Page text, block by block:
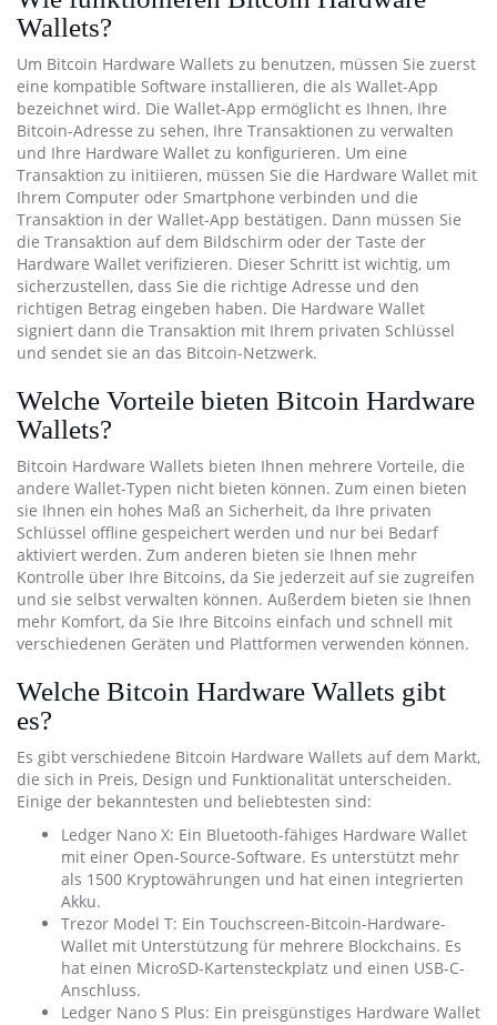
Wallets?
Um Bitcoin Hardware Wallets zu benutzen, müssen Sie zuerst
eine kompatible Software installieren, die als Wallet-App
bezeichnet wird. Die Wallet-App ermöglicht es Ihnen, Ihre
Bitcoin-Adresse zu sehen, Ihre Transaktionen zu verwalten
und Ihre Hardware Wallet zu konfigurieren. Um eine
Transaktion zu initiieren, müssen Sie die Hardware Wallet mit
Ihrem Computer oder Smartphone verbinden und die
Transaktion in der Wallet-App bestätigen. Dann müssen Sie
die Transaktion auf dem Bildschirm oder der Taste der
Hardware Wallet verifizieren. Dieser Schritt ist wichtig, um
sicherzustellen, dass Sie die richtige Adresse und den
richtigen Betrag eingeben haben. Die Hardware Wallet
signiert dann die Transaktion mit Ihrem privaten Schlüssel
und sendet sie an das Bitcoin-Netzwerk.
Welche Vorteile bieten Bitcoin Hardware
Wallets?
Bitcoin Hardware Wallets bieten Ihnen mehrere Vorteile, die
andere Wallet-Typen nicht bieten können. Zum einen bieten
sie Ihnen ein hohes Maß an Sicherheit, da Ihre privaten
Schlüssel offline gespeichert werden und nur bei Bedarf
aktiviert werden. Zum anderen bieten sie Ihnen mehr
Kontrolle über Ihre Bitcoins, da Sie jederzeit auf sie zugreifen
und sie selbst verwalten können. Außerdem bieten sie Ihnen
mehr Komfort, da Sie Ihre Bitcoins einfach und schnell mit
verschiedenen Geräten und Plattformen verwenden können.
Welche Bitcoin Hardware Wallets gibt
es?
Es gibt verschiedene Bitcoin Hardware Wallets auf dem Markt,
die sich in Preis, Design und Funktionalität unterscheiden.
Einige der bekanntesten und beliebtesten sind:
Ledger Nano X: Ein Bluetooth-fähiges Hardware Wallet
mit einer Open-Source-Software. Es unterstützt mehr
als 1500 Kryptowährungen und hat einen integrierten
Akku.
Trezor Model T: Ein Touchscreen-Bitcoin-Hardware-
Wallet mit Unterstützung für mehrere Blockchains. Es
hat einen MicroSD-Kartensteckplatz und einen USB-C-
Anschluss.
Ledger Nano S Plus: Ein preisgünstiges Hardware Wallet